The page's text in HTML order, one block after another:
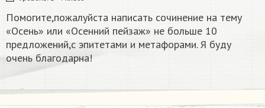
Помогите,пожалуйста написать сочинение на тему
«Осень» или «Осенний пейзаж» не больше 10
предложений,с эпитетами и метафорами. Я буду
очень благодарна!